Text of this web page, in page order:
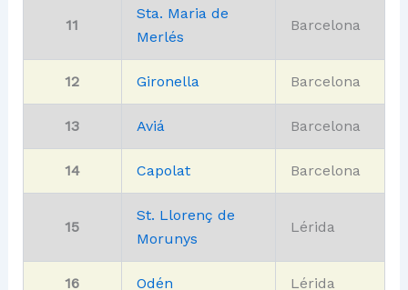
11
Sta. Maria de
Merlés
Barcelona
12 Gironella Barcelona
13 Aviá Barcelona
14 Capolat Barcelona
15
St. Llorenç de
Morunys
Lérida
16 Odén Lérida